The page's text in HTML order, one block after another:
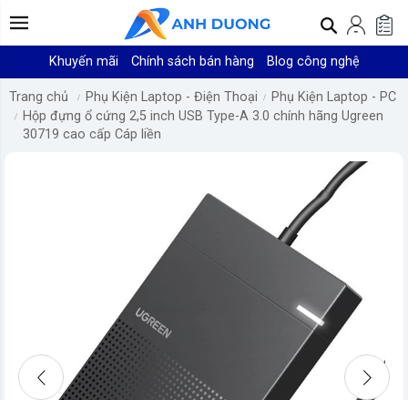
Khuyến mãi Chính sách bán hàng Blog công nghệ
Trang chủ Phụ Kiện Laptop - Điện Thoại
Phụ Kiện Laptop - PC
Hộp đựng ổ cứng 2,5 inch USB Type-A 3.0 chính hãng Ugreen
30719 cao cấp Cáp liền